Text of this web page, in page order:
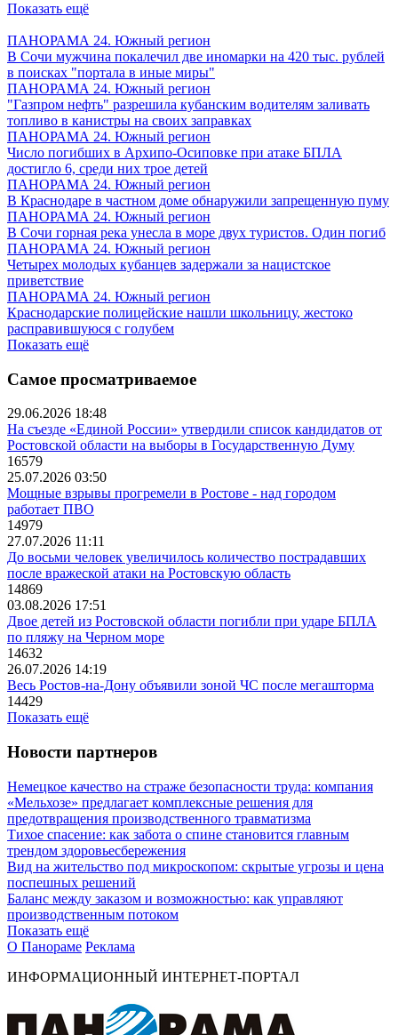
Показать ещё
ПАНОРАМА 24. Южный регион
В Сочи мужчина покалечил две иномарки на 420 тыс. рублей
в поисках "портала в иные миры"
ПАНОРАМА 24. Южный регион
"Газпром нефть" разрешила кубанским водителям заливать
топливо в канистры на своих заправках
ПАНОРАМА 24. Южный регион
Число погибших в Архипо-Осиповке при атаке БПЛА
достигло 6, среди них трое детей
ПАНОРАМА 24. Южный регион
В Краснодаре в частном доме обнаружили запрещенную пуму
ПАНОРАМА 24. Южный регион
В Сочи горная река унесла в море двух туристов. Один погиб
ПАНОРАМА 24. Южный регион
Четырех молодых кубанцев задержали за нацистское
приветствие
ПАНОРАМА 24. Южный регион
Краснодарские полицейские нашли школьницу, жестоко
расправившуюся с голубем
Показать ещё
Самое просматриваемое
29.06.2026 18:48
На съезде «Единой России» утвердили список кандидатов от
Ростовской области на выборы в Государственную Думу
16579
25.07.2026 03:50
Мощные взрывы прогремели в Ростове - над городом
работает ПВО
14979
27.07.2026 11:11
До восьми человек увеличилось количество пострадавших
после вражеской атаки на Ростовскую область
14869
03.08.2026 17:51
Двое детей из Ростовской области погибли при ударе БПЛА
по пляжу на Черном море
14632
26.07.2026 14:19
Весь Ростов-на-Дону объявили зоной ЧС после мегашторма
14429
Показать ещё
Новости партнеров
Немецкое качество на страже безопасности труда: компания
«Мельхозе» предлагает комплексные решения для
предотвращения производственного травматизма
Тихое спасение: как забота о спине становится главным
трендом здоровьесбережения
Вид на жительство под микроскопом: скрытые угрозы и цена
поспешных решений
Баланс между заказом и возможностью: как управляют
производственным потоком
Показать ещё
О Панораме Реклама
ИНФОРМАЦИОННЫЙ ИНТЕРНЕТ-ПОРТАЛ